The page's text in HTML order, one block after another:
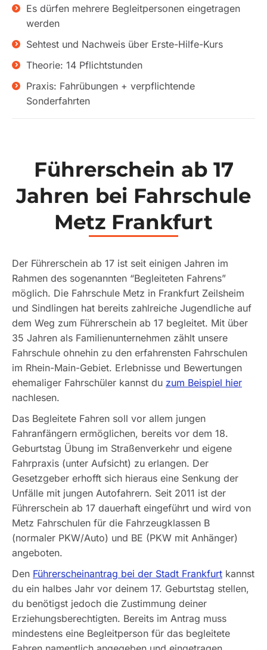
Es dürfen mehrere Begleitpersonen eingetragen
werden
Sehtest und Nachweis über Erste-Hilfe-Kurs
Theorie: 14 Pflichtstunden
Praxis: Fahrübungen + verpflichtende
Sonderfahrten
Führerschein ab 17
Jahren bei Fahrschule
Metz Frankfurt
Der Führerschein ab 17 ist seit einigen Jahren im
Rahmen des sogenannten “Begleiteten Fahrens”
möglich. Die Fahrschule Metz in Frankfurt Zeilsheim
und Sindlingen hat bereits zahlreiche Jugendliche auf
dem Weg zum Führerschein ab 17 begleitet. Mit über
35 Jahren als Familienunternehmen zählt unsere
Fahrschule ohnehin zu den erfahrensten Fahrschulen
im Rhein-Main-Gebiet. Erlebnisse und Bewertungen
ehemaliger Fahrschüler kannst du zum Beispiel hier
nachlesen.
Das Begleitete Fahren soll vor allem jungen
Fahranfängern ermöglichen, bereits vor dem 18.
Geburtstag Übung im Straßenverkehr und eigene
Fahrpraxis (unter Aufsicht) zu erlangen. Der
Gesetzgeber erhofft sich hieraus eine Senkung der
Unfälle mit jungen Autofahrern. Seit 2011 ist der
Führerschein ab 17 dauerhaft eingeführt und wird von
Metz Fahrschulen für die Fahrzeugklassen B
(normaler PKW/Auto) und BE (PKW mit Anhänger)
angeboten.
Den Führerscheinantrag bei der Stadt Frankfurt kannst
du ein halbes Jahr vor deinem 17. Geburtstag stellen,
du benötigst jedoch die Zustimmung deiner
Erziehungsberechtigten. Bereits im Antrag muss
mindestens eine Begleitperson für das begleitete